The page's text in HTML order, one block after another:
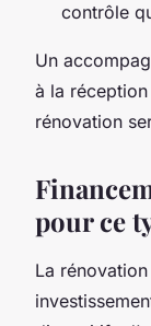
contrôle
Un
à la
rénovation
pour ce
La